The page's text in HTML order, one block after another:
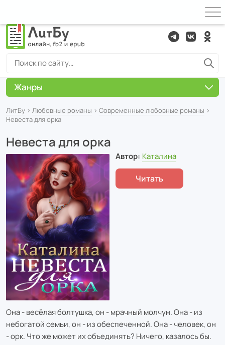
ЛитБу › Любовные романы › Современные любовные романы ›
Невеста для орка
Невеста для орка
Автор: Каталина
Читать
Она - весёлая болтушка, он - мрачный молчун. Она - из
небогатой семьи, он - из обеспеченной. Она - человек, он
- орк. Что же может их объединять? Ничего, казалось бы.
Жанры